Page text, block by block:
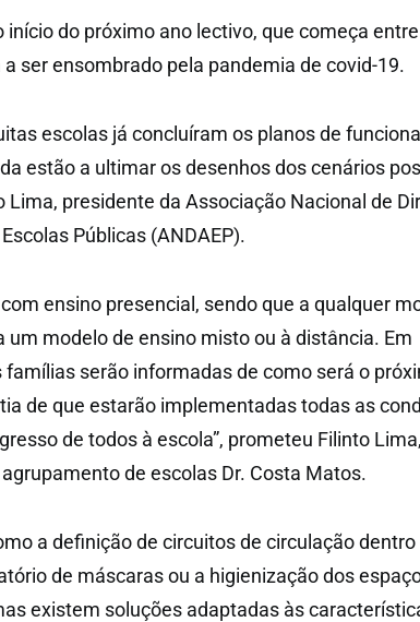
início do próximo ano lectivo, que começa
ser ensombrado pela pandemia de covid-19.
escolas já concluíram os planos de
estão a ultimar os desenhos dos cenários
Lima, presidente da Associação Nacional de
Públicas (ANDAEP).
ensino presencial, sendo que a qualquer
um modelo de ensino misto ou à distância. Em
famílias serão informadas de como será o
de que estarão implementadas todas as
de todos à escola”, prometeu Filinto
de escolas Dr. Costa Matos.
a definição de circuitos de circulação dentro
de máscaras ou a higienização dos
existem soluções adaptadas às